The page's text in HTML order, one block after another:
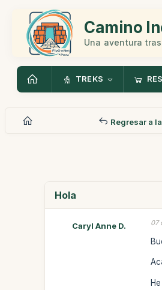
Camino
Una aventura
TREKS
Regresar a
Hola
Caryl Anne D. 07